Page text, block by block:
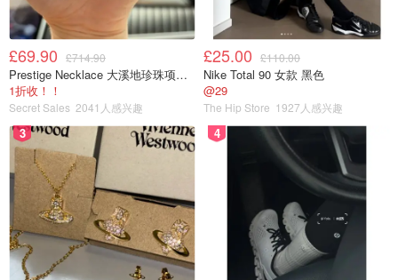
⑶起锅烧热，放入食用油，油温升至七成热，把蛋液倒入锅
£69.90 £714.90
Prestige Necklace 大溪地珍珠项链 10-11mm
1折收！！
Secret Sales 2041人感兴趣
£25.00 £110.00
Nike Total 90 女款 黑色
@29
The Hip Store 1927人感兴趣
3 4